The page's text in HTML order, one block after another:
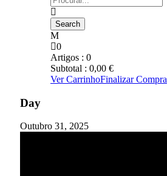
0
Artigos : 0
Subtotal : 0,00 €
Ver CarrinhoFinalizar Compra
Day
Outubro 31, 2025